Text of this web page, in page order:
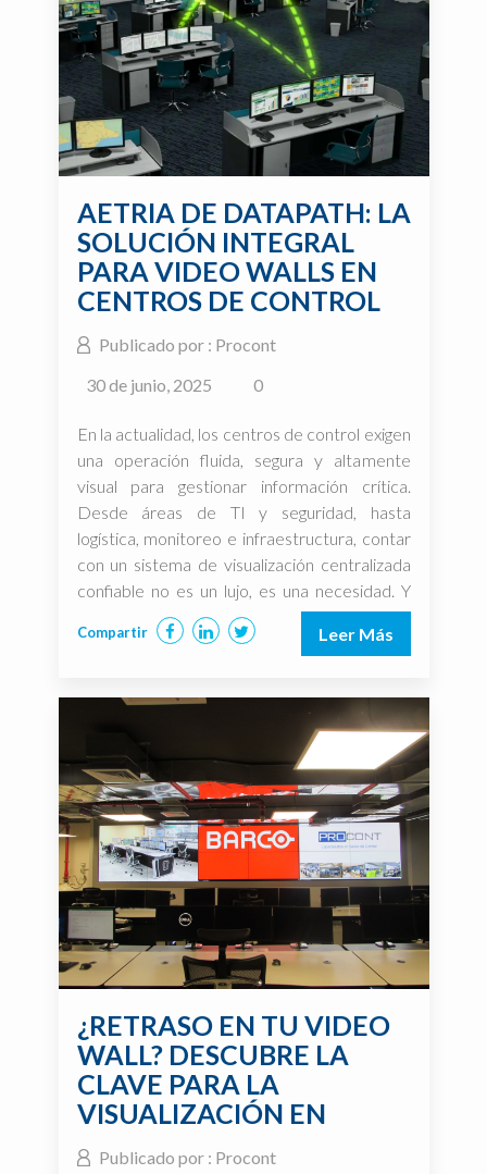
AETRIA DE DATAPATH: LA
SOLUCIÓN INTEGRAL
PARA VIDEO WALLS EN
CENTROS DE CONTROL
MODERNOS
Publicado por : Procont
30 de junio, 2025
0
En la actualidad, los centros de control exigen
una operación fluida, segura y altamente
visual para gestionar información crítica.
Desde áreas de TI y seguridad, hasta
logística, monitoreo e infraestructura, contar
con un sistema de visualización centralizada
confiable no es un lujo, es una necesidad. Y
aquí es donde AETRIA DE DATAPATH marca
la diferencia. […]
Leer Más
Compartir
¿RETRASO EN TU VIDEO
WALL? DESCUBRE LA
CLAVE PARA LA
VISUALIZACIÓN EN
TIEMPO REAL
Publicado por : Procont